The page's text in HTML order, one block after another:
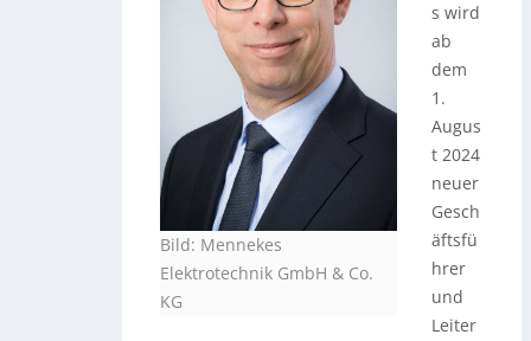
Bild: Mennekes
Elektrotechnik GmbH & Co.
KG
s wird
ab
dem
1.
Augus
t 2024
neuer
Gesch
äftsfü
hrer
und
Leiter